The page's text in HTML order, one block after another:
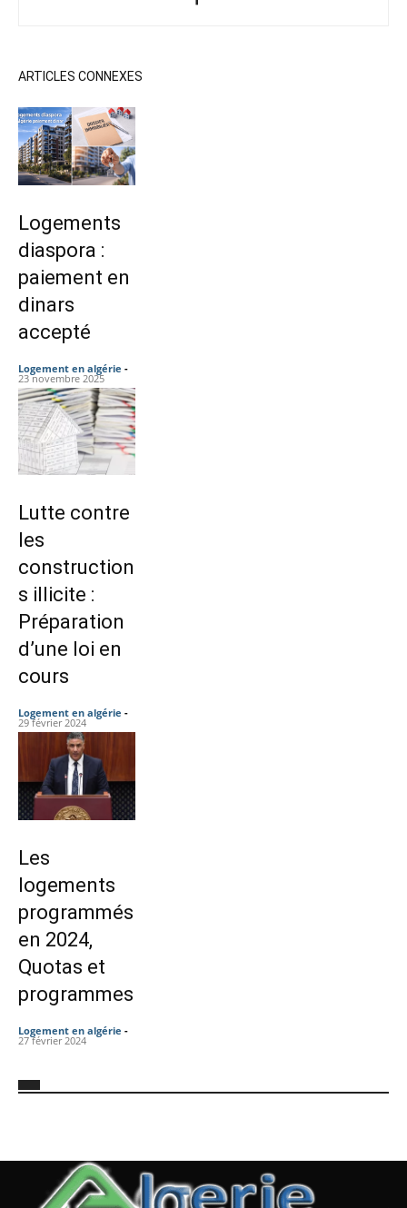
ARTICLES CONNEXES
Logements
diaspora :
paiement en
dinars
accepté
Logement en algérie -
23 novembre 2025
Lutte contre
les
construction
s illicite :
Préparation
d’une loi en
cours
Logement en algérie -
29 février 2024
Les
logements
programmés
en 2024,
Quotas et
programmes
Logement en algérie -
27 février 2024